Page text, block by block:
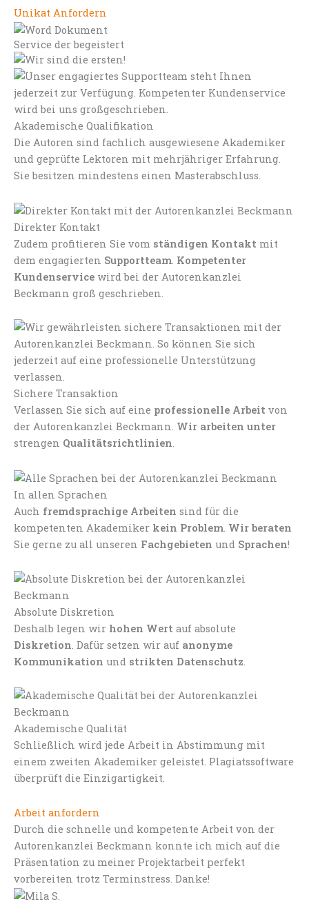
Unikat Anfordern
Service der begeistert
Akademische Qualifikation
Die Autoren sind fachlich ausgewiesene Akademiker
und geprüfte Lektoren mit mehrjähriger Erfahrung.
Sie besitzen mindestens einen Masterabschluss.
Direkter Kontakt
Zudem profitieren Sie vom ständigen Kontakt mit
dem engagierten Supportteam. Kompetenter
Kundenservice wird bei der Autorenkanzlei
Beckmann groß geschrieben.
Sichere Transaktion
Verlassen Sie sich auf eine professionelle Arbeit von
der Autorenkanzlei Beckmann. Wir arbeiten unter
strengen Qualitätsrichtlinien.
In allen Sprachen
Auch fremdsprachige Arbeiten sind für die
kompetenten Akademiker kein Problem. Wir beraten
Sie gerne zu all unseren Fachgebieten und Sprachen!
Absolute Diskretion
Deshalb legen wir hohen Wert auf absolute
Diskretion . Dafür setzen wir auf anonyme
Kommunikation und strikten Datenschutz
Akademische Qualität
Schließlich wird jede Arbeit in Abstimmung mit
einem zweiten Akademiker geleistet. Plagiatssoftware
überprüft die Einzigartigkeit.
Arbeit anfordern
Durch die schnelle und kompetente Arbeit von der
Autorenkanzlei Beckmann konnte ich mich auf die
Präsentation zu meiner Projektarbeit perfekt
vorbereiten trotz Terminstress. Danke!